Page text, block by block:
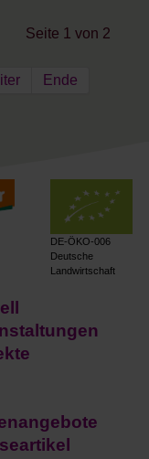
Seite 1 von 2
Ende
DE-ÖKO-006
Deutsche
Landwirtschaft